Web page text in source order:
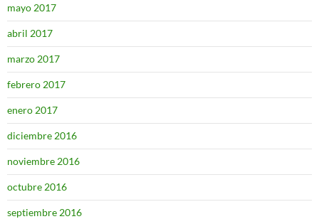
mayo 2017
abril 2017
marzo 2017
febrero 2017
enero 2017
diciembre 2016
noviembre 2016
octubre 2016
septiembre 2016